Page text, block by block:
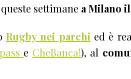
settimane a Milano
Rugby nei parchi ed è
e CheBanca!), al